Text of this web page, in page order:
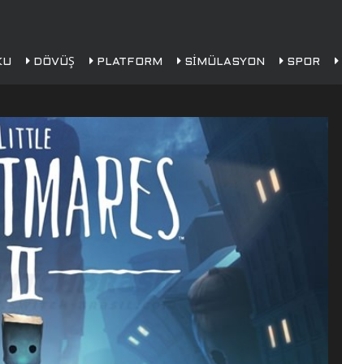
DÖVÜŞ PLATFORM SIMÜLASYON SPOR